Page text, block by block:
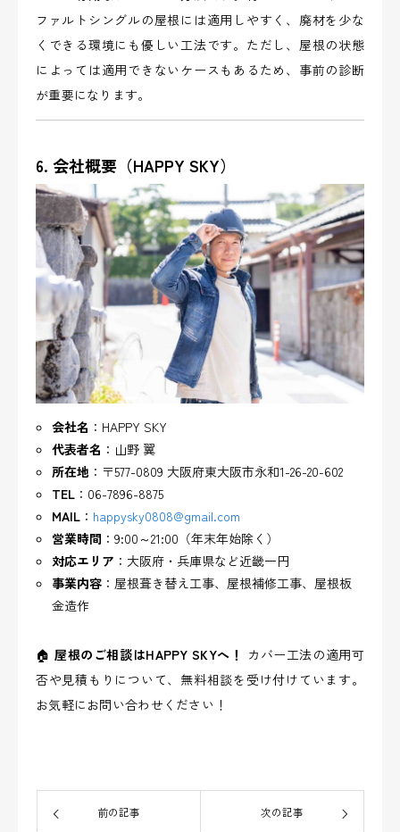
ファルトシングルの屋根には適用しやすく、廃材を少な
くできる環境にも優しい工法です。ただし、屋根の状態
によっては適用できないケースもあるため、事前の診断
が重要になります。
6. 会社概要（HAPPY SKY）
会社名 ：HAPPY SKY
代表者名 ：山野 翼
所在地 ：〒577-0809 大阪府東大阪市永和1-26-20-602
TEL ：06-7896-8875
MAIL ： happysky0808@gmail.com
営業時間 ：9:00～21:00（年末年始除く）
対応エリア ：大阪府・兵庫県など近畿一円
事業内容 ：屋根葺き替え工事、屋根補修工事、屋根板
金造作
🏠屋根のご相談はHAPPY SKYへ！ カバー工法の適用可
否や見積もりについて、無料相談を受け付けています。
お気軽にお問い合わせください！
前の記事 次の記事